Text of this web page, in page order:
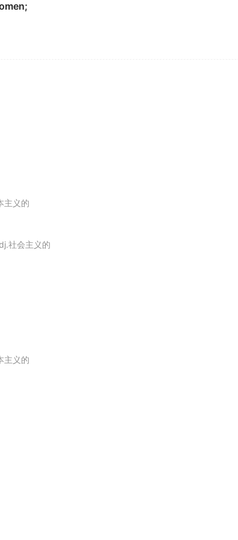
and hence explains
经济安全理论.
了.
to be a
主义的
社会主义的
主义的